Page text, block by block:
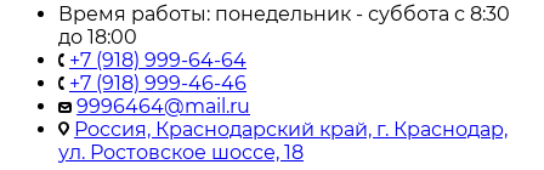
Время работы: понедельник - суббота с 8:30
до 18:00
+7 (918) 999-64-64
+7 (918) 999-46-46
9996464@mail.ru
Россия, Краснодарский край, г. Краснодар,
ул. Ростовское шоссе, 18